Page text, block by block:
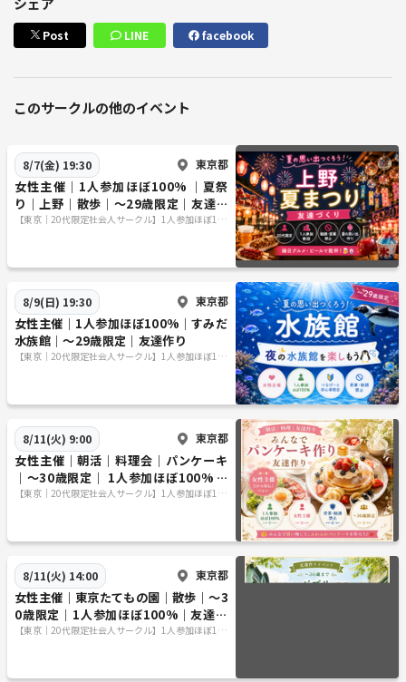
Post LINE facebook
このサークルの他のイベント
8/7(金) 19:30 東京都
女性主催｜1人参加ほぼ100% ｜夏祭
り｜上野｜散歩｜〜29歳限定｜友達作
り
【東京｜20代限定社会人サークル】1人参加ほぼ10
8/9(日) 19:30 東京都
女性主催｜1人参加ほぼ100%｜すみだ
水族館｜〜29歳限定｜友達作り
【東京｜20代限定社会人サークル】1人参加ほぼ10
8/11(火) 9:00 東京都
女性主催｜朝活｜料理会｜パンケーキ
｜〜30歳限定｜ 1人参加ほぼ100% ｜
友達作り
【東京｜20代限定社会人サークル】1人参加ほぼ10
8/11(火) 14:00 東京都
女性主催｜東京たてもの園｜散歩｜〜3
0歳限定｜1人参加ほぼ100%｜友達作
り
【東京｜20代限定社会人サークル】1人参加ほぼ10